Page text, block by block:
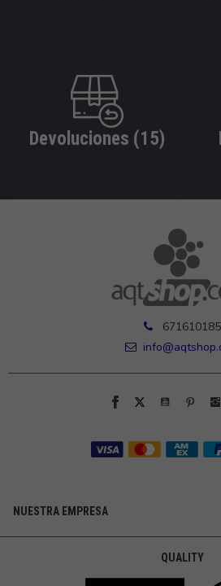
Devoluciones (15)
671610185
NUESTRA EMPRESA
QUALITY